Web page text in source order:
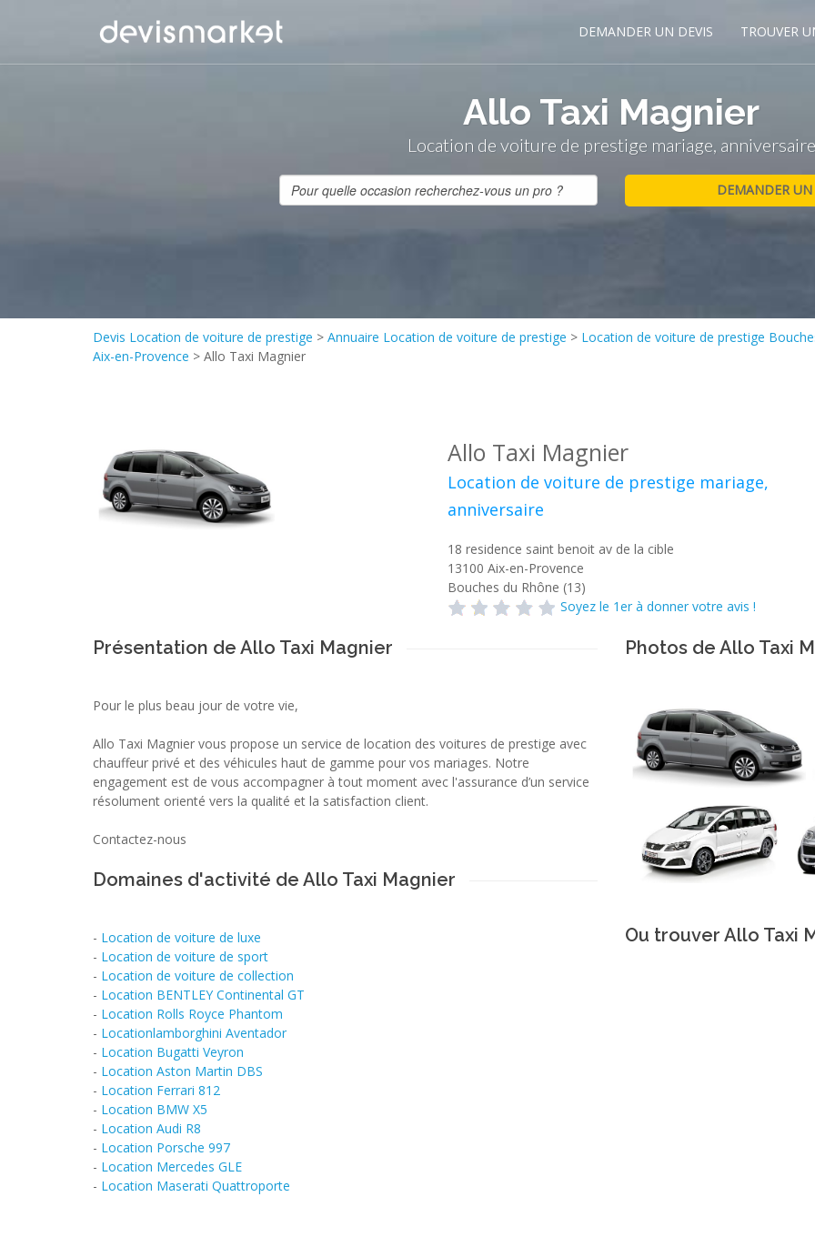
DEMANDER UN DEVIS TROUVER
Allo Taxi Magnier
Location de voiture de prestige mariage, anniversaire
Devis Location de voiture de prestige > Annuaire Location de voiture de prestige > Location de voiture de prestige
Aix-en-Provence > Allo Taxi Magnier
Allo Taxi Magnier
Location de voiture de prestige mariage,
anniversaire
18 residence saint benoit av de la cible
13100 Aix-en-Provence
Bouches du Rhône (13)
Soyez le 1er à donner votre avis !
Présentation de Allo Taxi Magnier
Pour le plus beau jour de votre vie,
Allo Taxi Magnier vous propose un service de location des voitures de prestige avec
chauffeur privé et des véhicules haut de gamme pour vos mariages. Notre
engagement est de vous accompagner à tout moment avec l'assurance d’un service
résolument orienté vers la qualité et la satisfaction client.
Contactez-nous
Domaines d'activité de Allo Taxi Magnier
- Location de voiture de luxe
- Location de voiture de sport
- Location de voiture de collection
- Location BENTLEY Continental GT
- Location Rolls Royce Phantom
- Locationlamborghini Aventador
- Location Bugatti Veyron
- Location Aston Martin DBS
- Location Ferrari 812
- Location BMW X5
- Location Audi R8
- Location Porsche 997
- Location Mercedes GLE
- Location Maserati Quattroporte
Photos de Allo Taxi
Ou trouver Allo Taxi